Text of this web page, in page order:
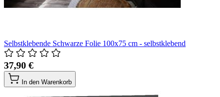
Selbstklebende Schwarze Folie 100x75 cm - selbstklebend
37,90 €
In den Warenkorb